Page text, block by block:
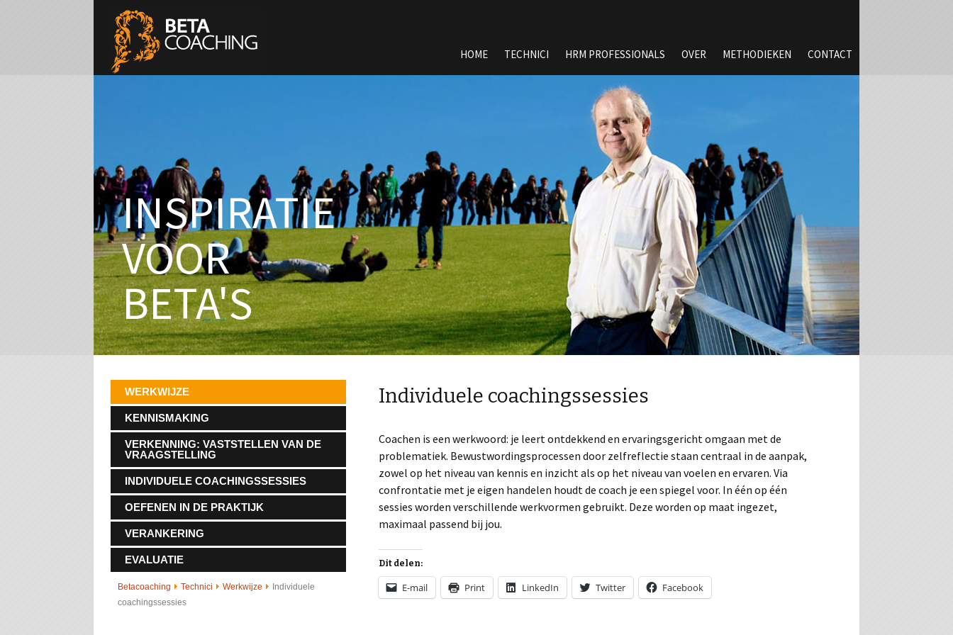
HOME TECHNICI HRM PROFESSIONALS OVER METHODIEKEN CONTACT
INSPIRATIE
VOOR
BETA'S
WERKWIJZE
KENNISMAKING
VERKENNING: VASTSTELLEN VAN DE
VRAAGSTELLING
INDIVIDUELE COACHINGSSESSIES
OEFENEN IN DE PRAKTIJK
VERANKERING
EVALUATIE
Betacoaching Technici Werkwijze
Individuele
coachingssessies
Individuele coachingssessies
Coachen is een werkwoord: je leert ontdekkend en ervaringsgericht omgaan met de
problematiek. Bewustwordingsprocessen door zelfreflectie staan centraal in de aanpak,
zowel op het niveau van kennis en inzicht als op het niveau van voelen en ervaren. Via
confrontatie met je eigen handelen houdt de coach je een spiegel voor. In één op één
sessies worden verschillende werkvormen gebruikt. Deze worden op maat ingezet,
maximaal passend bij jou.
Dit delen:
E-mail Print LinkedIn Twitter Facebook